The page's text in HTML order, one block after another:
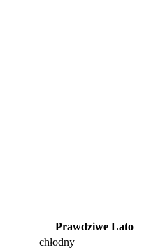
Prawdziwe Lato
chłodny